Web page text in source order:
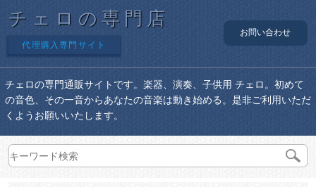
チェロの専門店
代理購入専門サイト
お問い合わせ
チェロの専門通販サイトです。楽器、演奏、子供用 チェロ。初めて
の音色、その一音からあなたの音楽は動き始める。是非ご利用いただ
くようお願いいたします。